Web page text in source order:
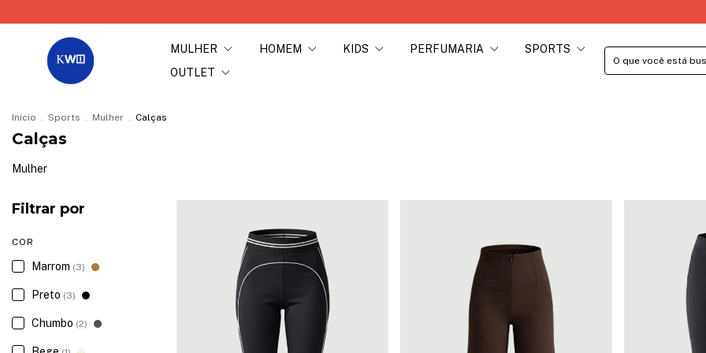
MULHER HOMEM KIDS PERFUMARIA
SPORTS
OUTLET
Início . Sports . Mulher . Calças
Calças
Mulher
Filtrar por
COR
Marrom (3)
Preto (3)
Chumbo (2)